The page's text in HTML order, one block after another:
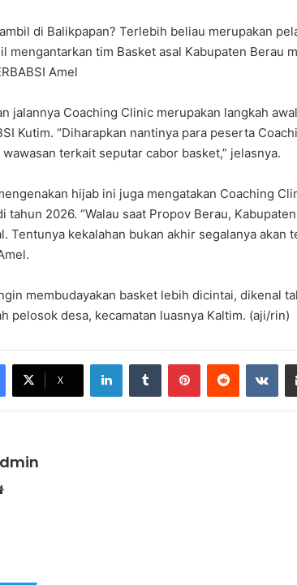
di Balikpapan? Terlebih beliau merupakan
mengantarkan tim Basket asal Kabupaten Berau
Amel
jalannya Coaching Clinic merupakan langkah
Kutim. “Diharapkan nantinya para peserta
terkait seputar cabor basket,” jelasnya.
hijab ini juga mengatakan Coaching
tahun 2026. “Walau saat Propov Berau,
Tentunya kekalahan bukan akhir segalanya akan
membudayakan basket lebih dicintai, dikenal
pelosok desa, kecamatan luasnya Kaltim. (aji/rin)
X